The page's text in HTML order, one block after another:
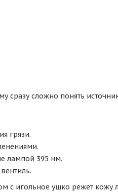
сразу сложно понять
грязи.
лампой 395 нм.
с игольное ушко режет кожу